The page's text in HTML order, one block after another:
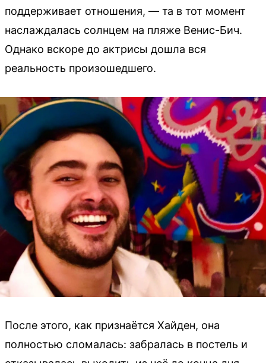
поддерживает отношения, — та в тот момент
наслаждалась солнцем на пляже Венис-Бич.
Однако вскоре до актрисы дошла вся
реальность произошедшего.
После этого, как признаётся Хайден, она
полностью сломалась: забралась в постель и